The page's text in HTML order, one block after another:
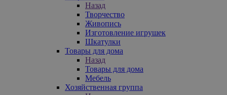
Назад
Творчество
Живопись
Изготовление игрушек
Шкатулки
Товары для дома
Назад
Товары для дома
Мебель
Хозяйственная группа